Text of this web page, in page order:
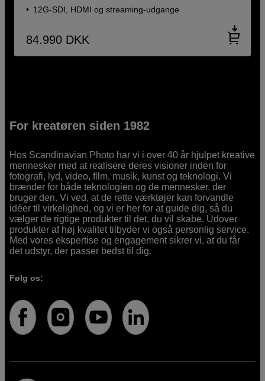
12G-SDI, HDMI og streaming-udgange
84.990 DKK
For kreatøren siden 1982
Hos Scandinavian Photo har vi i over 40 år hjulpet kreative
mennesker med at realisere deres visioner inden for
fotografi, lyd, video, film, musik, kunst og teknologi. Vi
brænder for både teknologien og de mennesker, der
bruger den. Vi ved, at de rette værktøjer kan forvandle
idéer til virkelighed, og vi er her for at guide dig, så du
vælger de rigtige produkter til det, du vil skabe. Udover
produkter af høj kvalitet tilbyder vi også personlig service.
Med vores ekspertise og engagement sikrer vi, at du får
det udstyr, der passer bedst til dig.
Følg os: